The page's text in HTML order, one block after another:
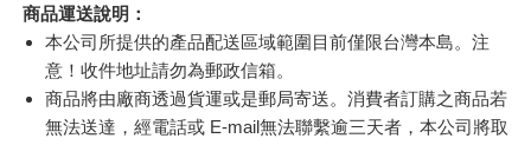
商品運送說明：
本公司所提供的產品配送區域範圍目前僅限台灣本島。注
意！收件地址請勿為郵政信箱。
商品將由廠商透過貨運或是郵局寄送。消費者訂購之商品若
無法送達，經電話或 E-mail無法聯繫逾三天者，本公司將取